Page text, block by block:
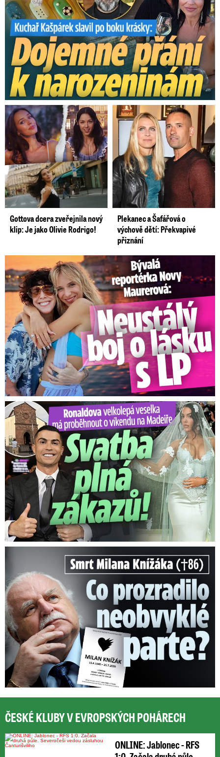
Gottova dcera zveřejnila nový
klip: Je jako Olivie Rodrigo!
Plekanec a Šafářová o
výchově dětí: Překvapivé
přiznání
Bývalá reportérka Novy Maurerová: Neustálý boj o lásku s ...
Ronaldova velkolepá veselka na Madeiře: Svatba plná zákazů!
Smrt Milana Knížáka (†86): Co prozradilo neobvyklé parte?
ČESKÉ KLUBY V EVROPSKÝCH POHÁRECH
ONLINE: Jablonec - RFS